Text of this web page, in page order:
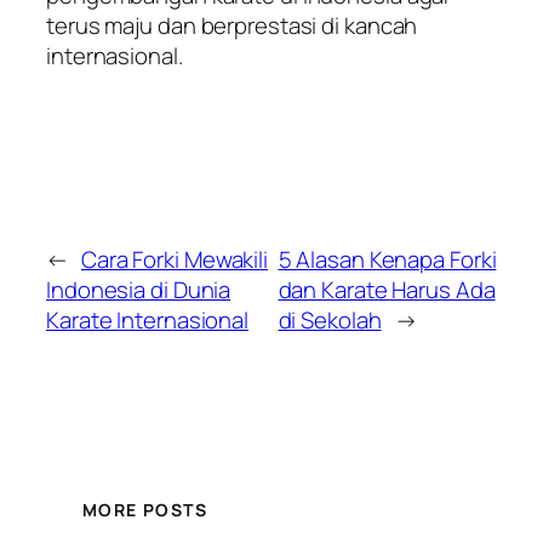
terus maju dan berprestasi di kancah
internasional.
← Cara Forki Mewakili
Indonesia di Dunia
Karate Internasional
5 Alasan Kenapa Forki
dan Karate Harus Ada
di Sekolah →
MORE POSTS